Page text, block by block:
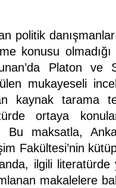
politik
konusu olmadığı
Platon ve
mukayeseli
kaynak tarama
ortaya
Bu maksatla,
Fakültesi’nin
ilgili
makalelere